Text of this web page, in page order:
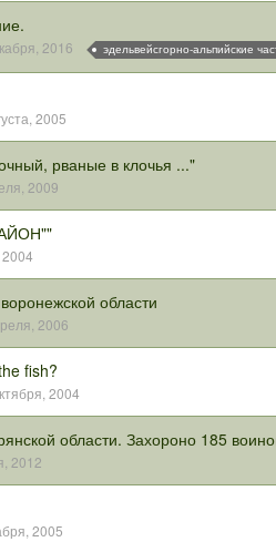
2016 эдельвейсгорно-альпийские
2005
рваные в клочья ..."
2009
области
2006
fish?
2004
области. Захороно 185
2012
2005